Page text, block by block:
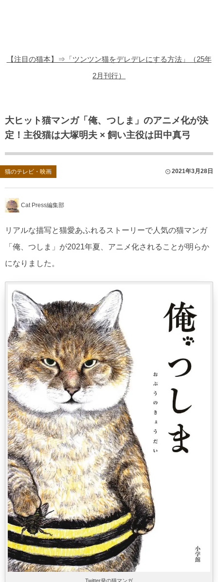
【注目の猫本】⇒「ツンツン猫をデレデレにする方法」（25年
2月刊行）
大ヒット猫マンガ「俺、つしま」のアニメ化が決
定！主役猫は大塚明夫 × 飼い主役は田中真弓
猫のテレビ・映画 2021年3月28日
Cat Press編集部
リアルな描写と猫愛あふれるストーリーで人気の猫マンガ
「俺、つしま」が2021年夏、アニメ化されることが明らか
になりました。
Twitter発の猫マンガ
猫のゲーム・アプリ
猫のフリー写真素材